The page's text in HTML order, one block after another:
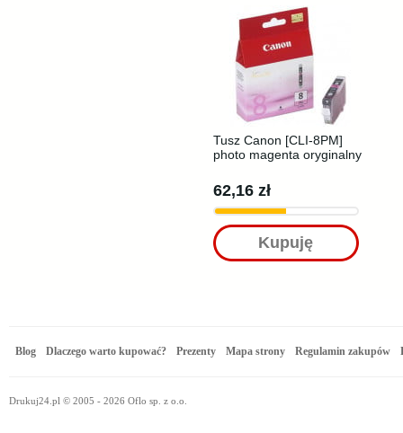
Tusz Canon [CLI-8PM]
photo magenta oryginalny
62,16 zł
Kupuję
Blog Dlaczego warto kupować? Prezenty Mapa strony Regulamin zakupów
Drukuj24.pl © 2005 - 2026 Oflo sp. z o.o.